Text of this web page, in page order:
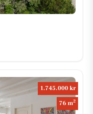
1.745.000 kr
76 m2